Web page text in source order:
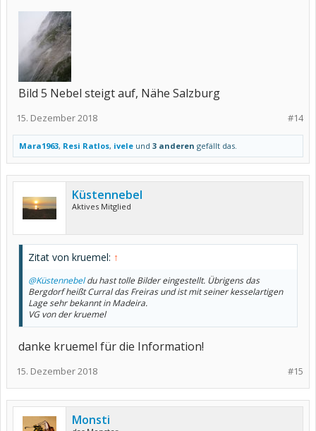
Bild 5 Nebel steigt auf, Nähe Salzburg
#14
15. Dezember 2018
Mara1963, Resi Ratlos, ivele und 3 anderen gefällt das.
Küstennebel
Aktives Mitglied
Zitat von kruemel: ↑
@Küstennebeldu hast tolle Bilder eingestellt. Übrigens das
Bergdorf heißt Curral das Freiras und ist mit seiner kesselartigen
Lage sehr bekannt in Madeira.
VG von der kruemel
danke kruemel für die Information!
#15
15. Dezember 2018
Monsti